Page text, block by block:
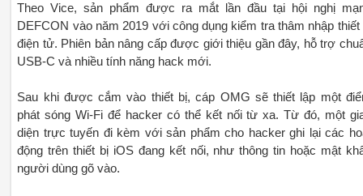
Theo Vice, sản phẩm được ra mắt lần đầu tại hội nghị
DEFCON vào năm 2019 với công dụng kiểm tra thâm nhập thiết
điện tử. Phiên bản nâng cấp được giới thiệu gần đây, hỗ trợ
USB-C và nhiều tính năng hack mới.
Sau khi được cắm vào thiết bị, cáp OMG sẽ thiết lập một
phát sóng Wi-Fi để hacker có thể kết nối từ xa. Từ đó, một
diện trực tuyến đi kèm với sản phẩm cho hacker ghi lại các
động trên thiết bị iOS đang kết nối, như thông tin hoặc mật
người dùng gõ vào.